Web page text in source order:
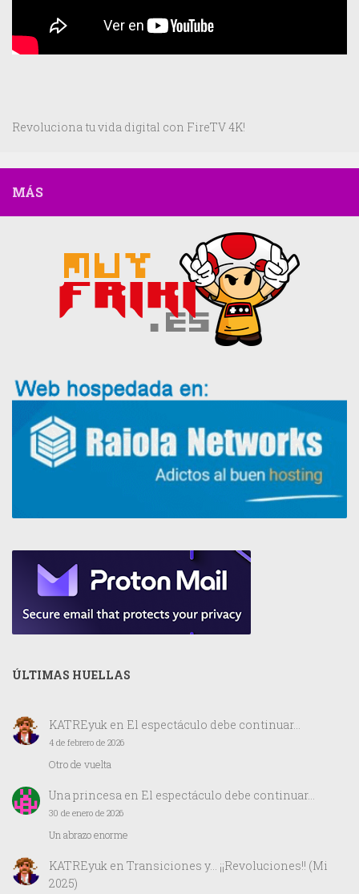
Revoluciona tu vida digital con FireTV 4K!
MÁS
ÚLTIMAS HUELLAS
KATREyuken El espectáculo debe continuar…
4 de febrero de 2026
Otro de vuelta
Una princesaen El espectáculo debe continuar…
30 de enero de 2026
Un abrazo enorme
KATREyuken Transiciones y… ¡¡Revoluciones!! (Mi
2025)